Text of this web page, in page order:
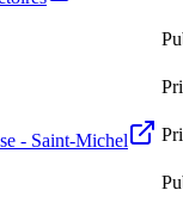
- Saint-Michel